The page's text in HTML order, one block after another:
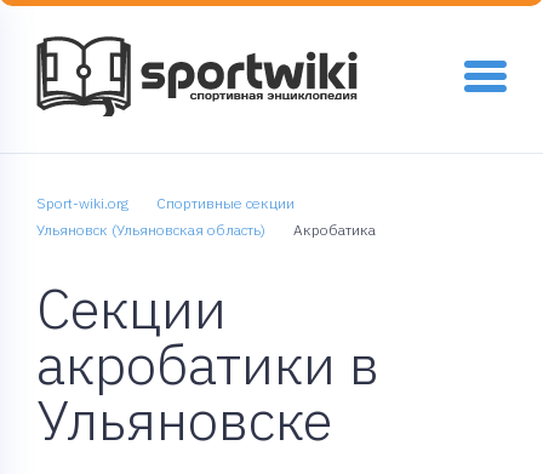
Sport-wiki.org
Спортивные секции
Ульяновск (Ульяновская область)
Акробатика
Секции
акробатики в
Ульяновске